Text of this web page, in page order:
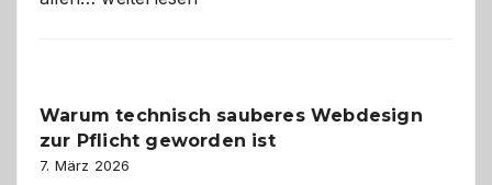
den
Logikrätseln
Warum technisch sauberes Webdesign
zur Pflicht geworden ist
7. März 2026